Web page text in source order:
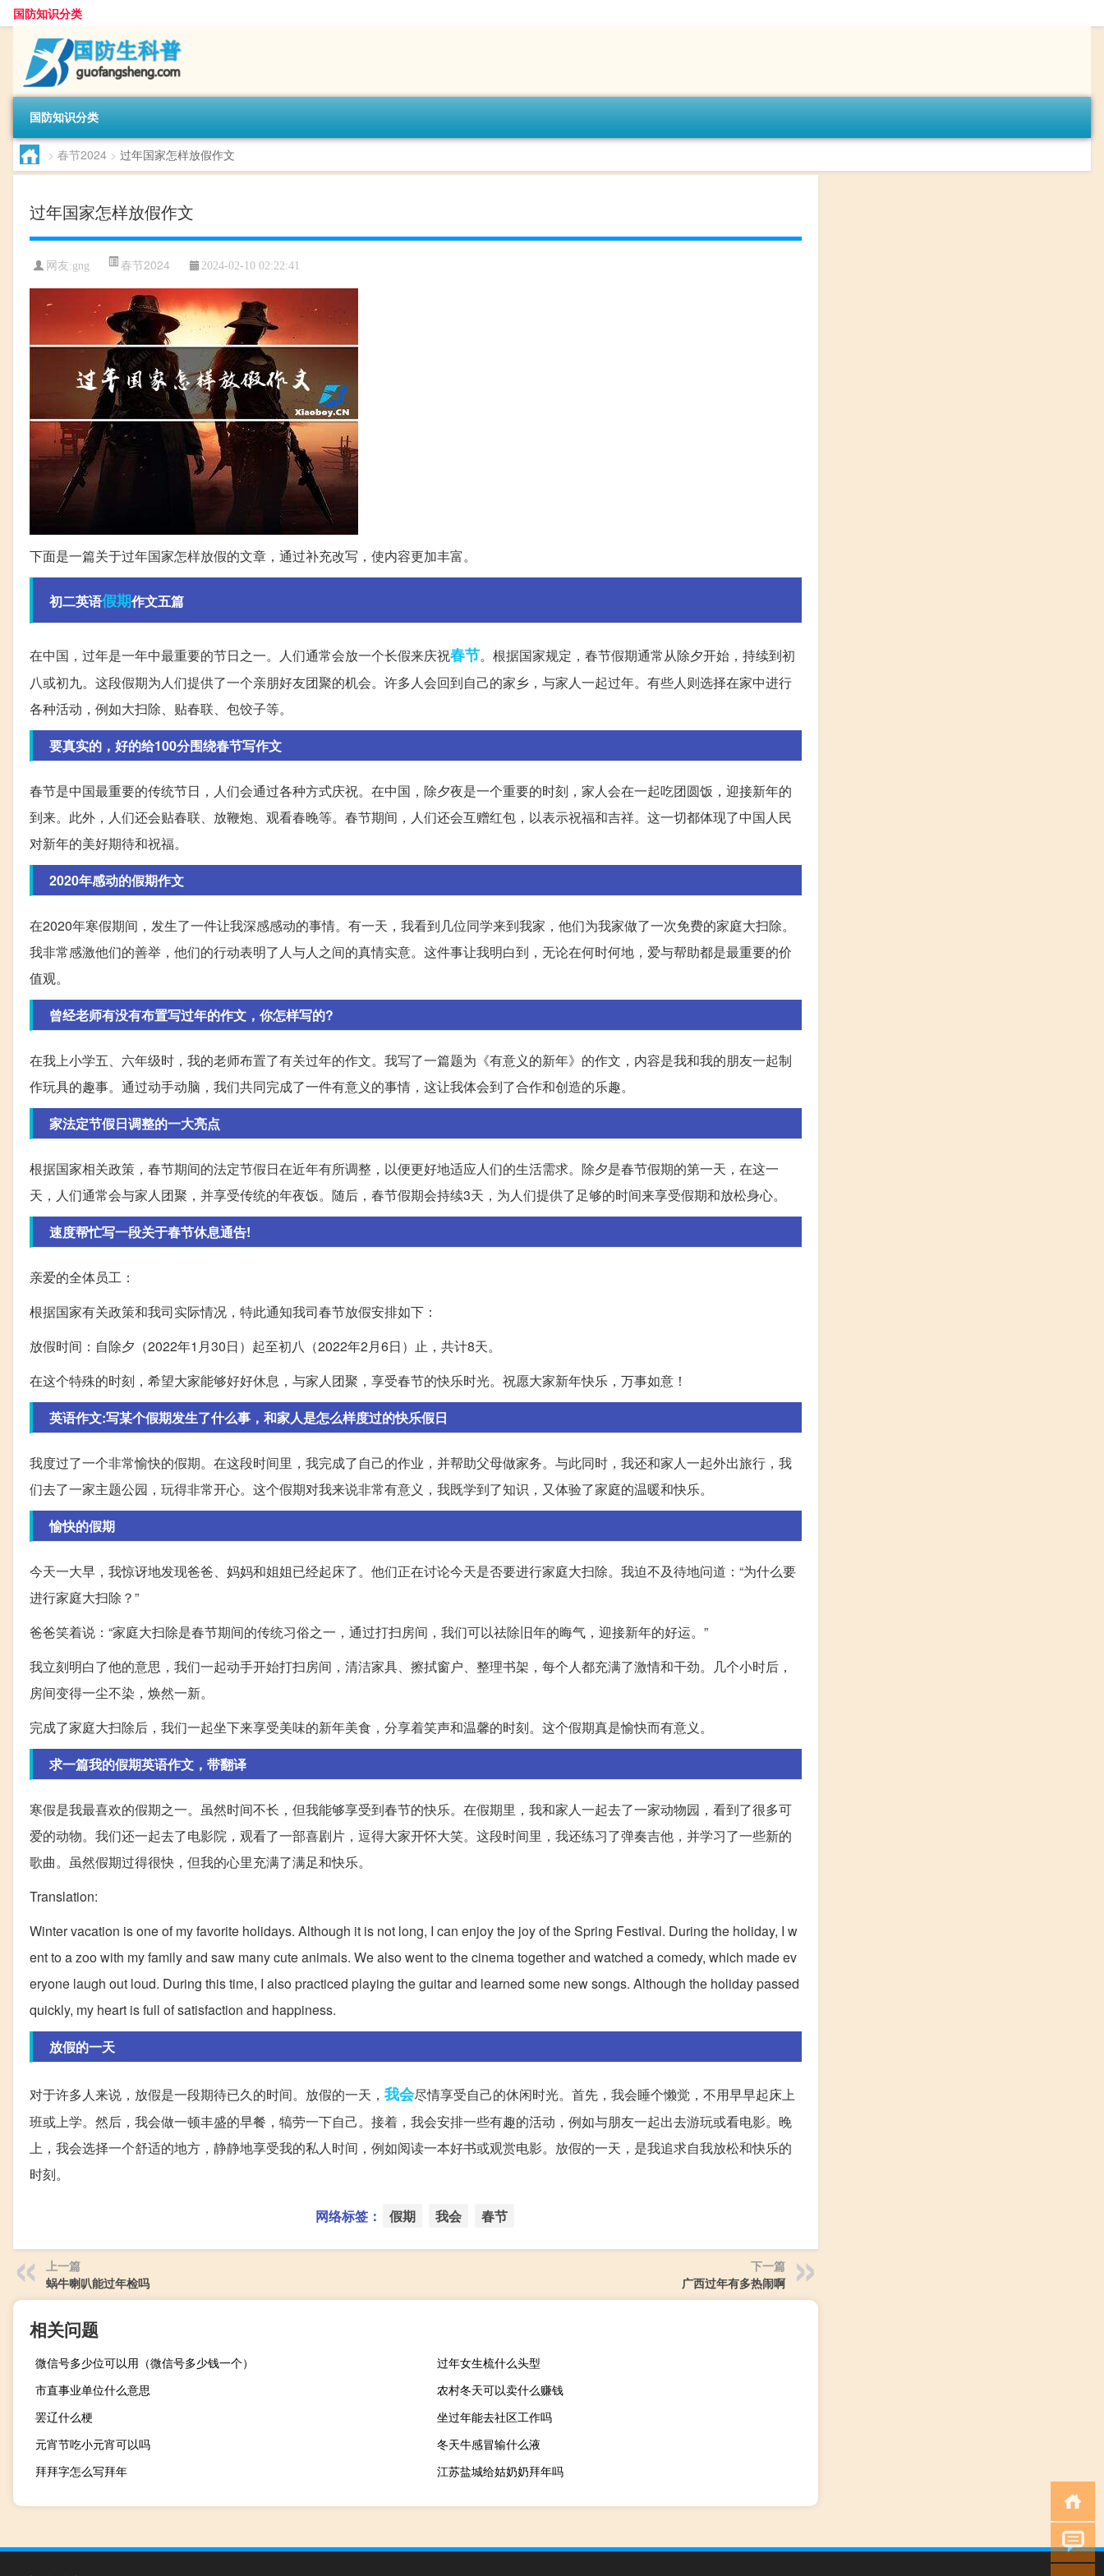
国防知识分类
国防知识分类
> 春节2024 > 过年国家怎样放假作文
过年国家怎样放假作文
网友:gng 春节2024 2024-02-10 02:22:41
下面是一篇关于过年国家怎样放假的文章，通过补充改写，使内容更加丰富。
初二英语假期作文五篇
在中国，过年是一年中最重要的节日之一。人们通常会放一个长假来庆祝春节。根据国家规定，春节假期通常从除夕开始，持续到初
八或初九。这段假期为人们提供了一个亲朋好友团聚的机会。许多人会回到自己的家乡，与家人一起过年。有些人则选择在家中进行
各种活动，例如大扫除、贴春联、包饺子等。
要真实的，好的给100分围绕春节写作文
春节是中国最重要的传统节日，人们会通过各种方式庆祝。在中国，除夕夜是一个重要的时刻，家人会在一起吃团圆饭，迎接新年的
到来。此外，人们还会贴春联、放鞭炮、观看春晚等。春节期间，人们还会互赠红包，以表示祝福和吉祥。这一切都体现了中国人民
对新年的美好期待和祝福。
2020年感动的假期作文
在2020年寒假期间，发生了一件让我深感感动的事情。有一天，我看到几位同学来到我家，他们为我家做了一次免费的家庭大扫除。
我非常感激他们的善举，他们的行动表明了人与人之间的真情实意。这件事让我明白到，无论在何时何地，爱与帮助都是最重要的价
值观。
曾经老师有没有布置写过年的作文，你怎样写的?
在我上小学五、六年级时，我的老师布置了有关过年的作文。我写了一篇题为《有意义的新年》的作文，内容是我和我的朋友一起制
作玩具的趣事。通过动手动脑，我们共同完成了一件有意义的事情，这让我体会到了合作和创造的乐趣。
家法定节假日调整的一大亮点
根据国家相关政策，春节期间的法定节假日在近年有所调整，以便更好地适应人们的生活需求。除夕是春节假期的第一天，在这一
天，人们通常会与家人团聚，并享受传统的年夜饭。随后，春节假期会持续3天，为人们提供了足够的时间来享受假期和放松身心。
速度帮忙写一段关于春节休息通告!
亲爱的全体员工：
根据国家有关政策和我司实际情况，特此通知我司春节放假安排如下：
放假时间：自除夕（2022年1月30日）起至初八（2022年2月6日）止，共计8天。
在这个特殊的时刻，希望大家能够好好休息，与家人团聚，享受春节的快乐时光。祝愿大家新年快乐，万事如意！
英语作文:写某个假期发生了什么事，和家人是怎么样度过的快乐假日
我度过了一个非常愉快的假期。在这段时间里，我完成了自己的作业，并帮助父母做家务。与此同时，我还和家人一起外出旅行，我
们去了一家主题公园，玩得非常开心。这个假期对我来说非常有意义，我既学到了知识，又体验了家庭的温暖和快乐。
愉快的假期
今天一大早，我惊讶地发现爸爸、妈妈和姐姐已经起床了。他们正在讨论今天是否要进行家庭大扫除。我迫不及待地问道：“为什么要
进行家庭大扫除？”
爸爸笑着说：“家庭大扫除是春节期间的传统习俗之一，通过打扫房间，我们可以祛除旧年的晦气，迎接新年的好运。”
我立刻明白了他的意思，我们一起动手开始打扫房间，清洁家具、擦拭窗户、整理书架，每个人都充满了激情和干劲。几个小时后，
房间变得一尘不染，焕然一新。
完成了家庭大扫除后，我们一起坐下来享受美味的新年美食，分享着笑声和温馨的时刻。这个假期真是愉快而有意义。
求一篇我的假期英语作文，带翻译
寒假是我最喜欢的假期之一。虽然时间不长，但我能够享受到春节的快乐。在假期里，我和家人一起去了一家动物园，看到了很多可
爱的动物。我们还一起去了电影院，观看了一部喜剧片，逗得大家开怀大笑。这段时间里，我还练习了弹奏吉他，并学习了一些新的
歌曲。虽然假期过得很快，但我的心里充满了满足和快乐。
Translation:
Winter vacation is one of my favorite holidays. Although it is not long, I can enjoy the joy of the Spring Festival. During the holiday, I w
ent to a zoo with my family and saw many cute animals. We also went to the cinema together and watched a comedy, which made ev
eryone laugh out loud. During this time, I also practiced playing the guitar and learned some new songs. Although the holiday passed
quickly, my heart is full of satisfaction and happiness.
放假的一天
对于许多人来说，放假是一段期待已久的时间。放假的一天， 我会尽情享受自己的休闲时光。首先，我会睡个懒觉，不用早早起床上
班或上学。然后，我会做一顿丰盛的早餐，犒劳一下自己。接着，我会安排一些有趣的活动，例如与朋友一起出去游玩或看电影。晚
上，我会选择一个舒适的地方，静静地享受我的私人时间，例如阅读一本好书或观赏电影。放假的一天，是我追求自我放松和快乐的
时刻。
网络标签： 假期 我会 春节
上一篇
蜗牛喇叭能过年检吗
下一篇
广西过年有多热闹啊
相关问题
微信号多少位可以用（微信号多少钱一个）
过年女生梳什么头型
市直事业单位什么意思
农村冬天可以卖什么赚钱
罢辽什么梗
坐过年能去社区工作吗
元宵节吃小元宵可以吗
冬天牛感冒输什么液
拜拜字怎么写拜年
江苏盐城给姑奶奶拜年吗